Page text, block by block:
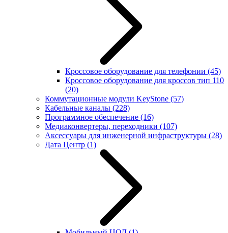
Кроссовое оборудование для телефонии (45)
Кроссовое оборудование для кроссов тип 110
(20)
Коммутационные модули KeyStone (57)
Кабельные каналы (228)
Программное обеспечение (16)
Медиаконвертеры, переходники (107)
Аксессуары для инженерной инфраструктуры (28)
Дата Центр (1)